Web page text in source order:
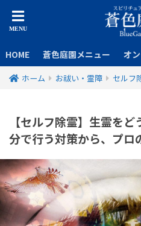
HOME 蒼色庭園メニュー オ
ホーム お祓い・霊障 セルフ
【セルフ除霊】生霊を
分で行う対策から、プロ